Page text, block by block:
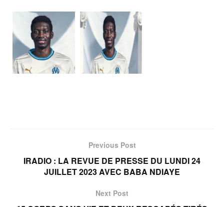
Previous Post
IRADIO : LA REVUE DE PRESSE DU LUNDI 24
JUILLET 2023 AVEC BABA NDIAYE
Next Post